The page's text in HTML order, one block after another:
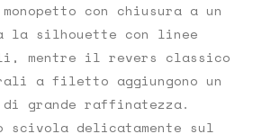
con chiusura a un
la silhouette con linee
mentre il revers classico
a filetto aggiungono un
grande raffinatezza.
delicatamente sul